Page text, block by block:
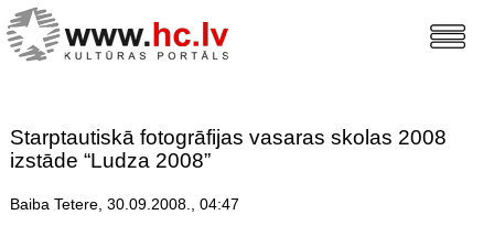
Starptautiskā fotogrāfijas vasaras skolas 2008
izstāde “Ludza 2008”
Baiba Tetere, 30.09.2008., 04:47